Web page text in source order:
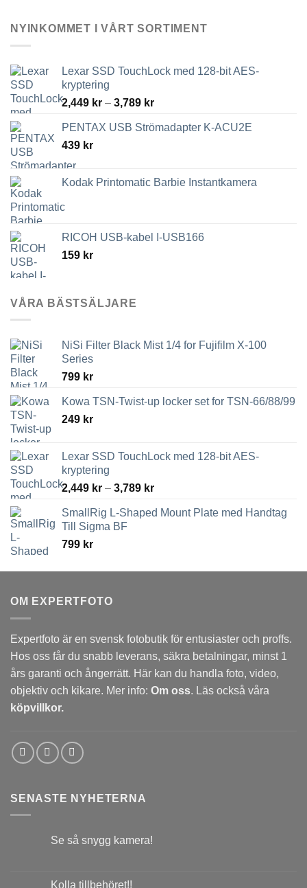
NYINKOMMET I VÅRT SORTIMENT
Lexar SSD TouchLock med 128-bit AES-
kryptering
2,449 kr – 3,789 krPrisintervall:
till
PENTAX USB Strömadapter K-ACU2E
439 kr
Kodak Printomatic Barbie Instantkamera
RICOH USB-kabel I-USB166
159 kr
VÅRA BÄSTSÄLJARE
NiSi Filter Black Mist 1/4 for Fujifilm X-100
Series
799 kr
Kowa TSN-Twist-up locker set for TSN-66/88/99
249 kr
Lexar SSD TouchLock med 128-bit AES-
kryptering
2,449 kr – 3,789 krPrisintervall:
till
SmallRig L-Shaped Mount Plate med Handtag
Till Sigma BF
799 kr
OM EXPERTFOTO
Expertfoto är en svensk fotobutik för entusiaster och proffs.
Hos oss får du snabb leverans, säkra betalningar, minst 1
års garanti och ångerrätt. Här kan du handla foto, video,
objektiv och kikare. Mer info: Om oss. Läs också våra
köpvillkor.
SENASTE NYHETERNA
Se så snygg kamera!
Kolla tillbehöret!!